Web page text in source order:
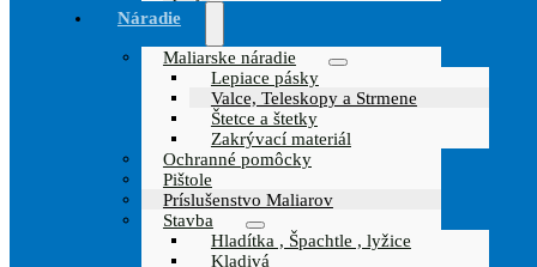
Náradie
Maliarske náradie
Lepiace pásky
Valce, Teleskopy a Strmene
Štetce a štetky
Zakrývací materiál
Ochranné pomôcky
Pištole
Príslušenstvo Maliarov
Stavba
Hladítka , Špachtle , lyžice
Kladivá